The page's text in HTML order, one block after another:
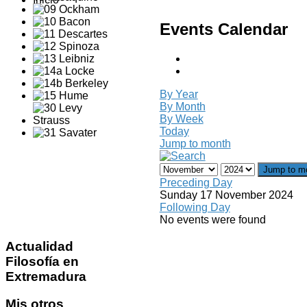
Events Calendar
By Year
By Month
By Week
Today
Jump to month
Jump to
Preceding Day
Sunday 17 November 2024
Following Day
No events were found
Actualidad
Filosofía en
Extremadura
Mis otros